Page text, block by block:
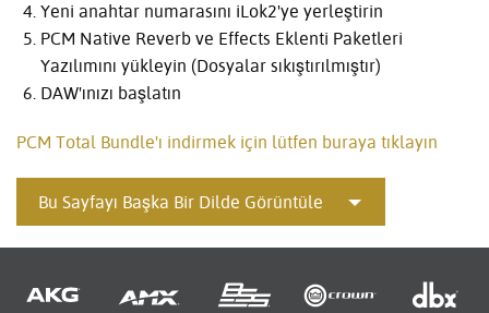
Yeni anahtar numarasını iLok2'ye yerleştirin
PCM Native Reverb ve Effects Eklenti Paketleri
Yazılımını yükleyin (Dosyalar sıkıştırılmıştır)
DAW'ınızı başlatın
PCM Total Bundle'ı indirmek için lütfen buraya tıklayın
Bu Sayfayı Başka Bir Dilde Görüntüle